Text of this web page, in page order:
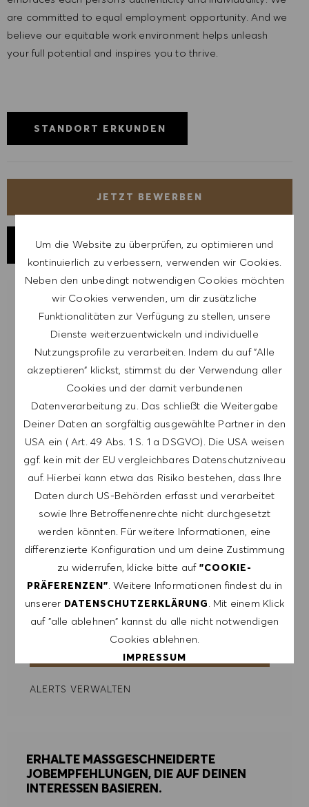
Um die Website zu überprüfen, zu optimieren und
kontinuierlich zu verbessern, verwenden wir Cookies.
Neben den unbedingt notwendigen Cookies möchten
wir Cookies verwenden, um dir zusätzliche
Funktionalitäten zur Verfügung zu stellen, unsere
Dienste weiterzuentwickeln und individuelle
Nutzungsprofile zu verarbeiten. Indem du auf "Alle
akzeptieren" klickst, stimmst du der Verwendung aller
Cookies und der damit verbundenen
Datenverarbeitung zu. Das schließt die Weitergabe
Deiner Daten an sorgfältig ausgewählte Partner in den
USA ein ( Art. 49 Abs. 1 S. 1 a DSGVO). Die USA weisen
ggf. kein mit der EU vergleichbares Datenschutzniveau
auf. Hierbei kann etwa das Risiko bestehen, dass Ihre
Daten durch US-Behörden erfasst und verarbeitet
sowie Ihre Betroffenenrechte nicht durchgesetzt
werden könnten. Für weitere Informationen, eine
differenzierte Konfiguration und um deine Zustimmung
zu widerrufen, klicke bitte auf "COOKIE-
PRÄFERENZEN" . Weitere Informationen findest du in
unserer DATENSCHUTZERKLÄRUNG . Mit einem Klick
auf "alle ablehnen" kannst du alle nicht notwendigen
Cookies ablehnen.
IMPRESSUM
COOKIE PRÄFERENZEN
are committed to equal employment opportunity. And we
believe our equitable work environment helps unleash
your full potential and inspires you to thrive.
STANDORT ERKUNDEN
JETZT BEWERBEN
JOB SPEICHERN
LASSE DICH FÜR ÄHNLICHE JOBS
BENACHRICHTIGEN
Melde dich an, um Job-Alerts zu erhalten.
HINWEIS: Mit der Anmeldung erkläre ich mich
damit einverstanden, E-Mails mit
Stellenangeboten von HUGO BOSS, Einladungen
zu Veranstaltungen und anderen
karriererelevanten Themen zu erhalten. Ich kann
mich jederzeit abmelden, z.B. indem ich den in
den Mails vorhandenen Abmeldelink anklicke. Ich
akzeptiere, dass meine persönlichen Daten
gemäß der
DATENSCHUTZERKLÄRUNGverarbeitet
werden.
E-Mail-Adresse eingeben (erforderlich)
ALERTS VERWALTEN
ERHALTE MASSGESCHNEIDERTE
JOBEMPFEHLUNGEN, DIE AUF DEINEN
INTERESSEN BASIEREN.